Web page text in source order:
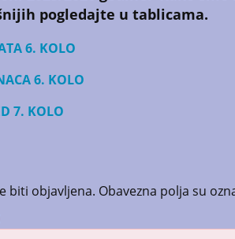
pogledajte u tablicama.
6. KOLO
6. KOLO
7. KOLO
biti objavljena. Obavezna polja su